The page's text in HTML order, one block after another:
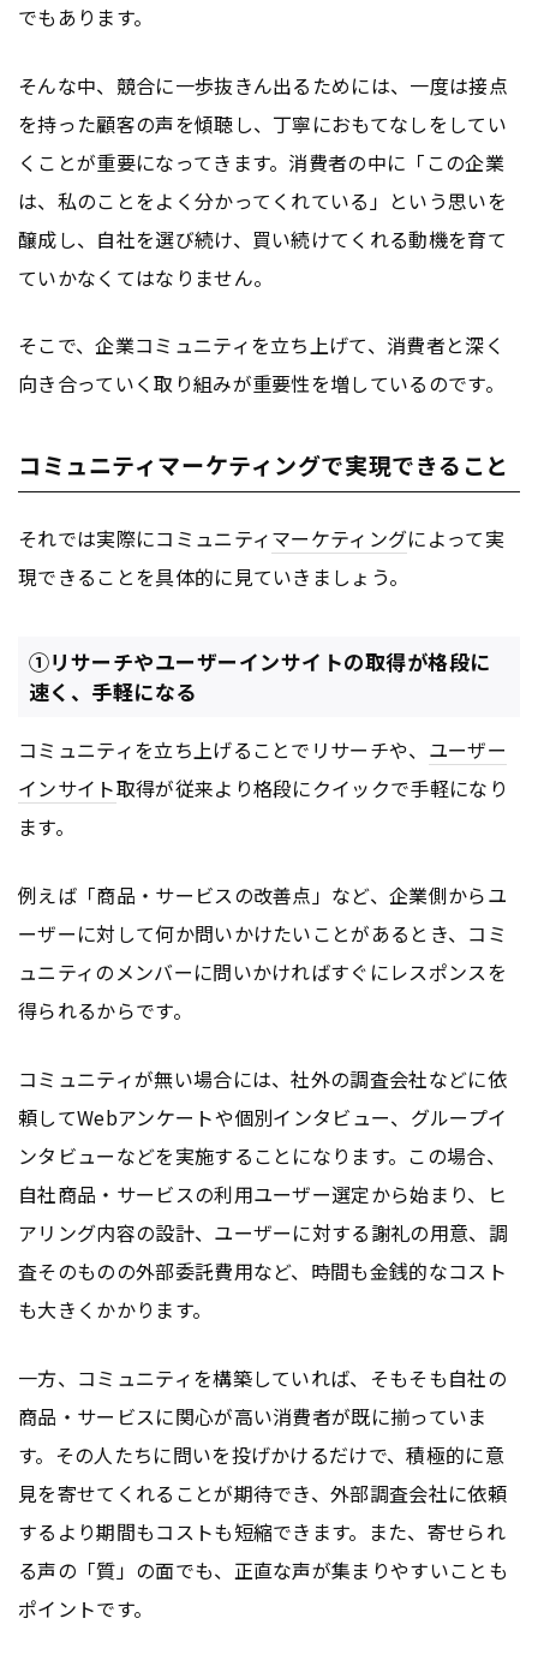
でもあります。
そんな中、競合に一歩抜きん出るためには、一度は接点
を持った顧客の声を傾聴し、丁寧におもてなしをしてい
くことが重要になってきます。消費者の中に「この企業
は、私のことをよく分かってくれている」という思いを
醸成し、自社を選び続け、買い続けてくれる動機を育て
ていかなくてはなりません。
そこで、企業コミュニティを立ち上げて、消費者と深く
向き合っていく取り組みが重要性を増しているのです。
コミュニティマーケティングで実現できること
それでは実際にコミュニティマーケティングによって実
現できることを具体的に見ていきましょう。
①リサーチやユーザーインサイトの取得が格段に
速く、手軽になる
コミュニティを立ち上げることでリサーチや、 ユーザー
インサイト取得が従来より格段にクイックで手軽になり
ます。
例えば「商品・サービスの改善点」など、企業側からユ
ーザーに対して何か問いかけたいことがあるとき、コミ
ュニティのメンバーに問いかければすぐにレスポンスを
得られるからです。
コミュニティが無い場合には、社外の調査会社などに依
頼してWebアンケートや個別インタビュー、グループイ
ンタビューなどを実施することになります。この場合、
自社商品・サービスの利用ユーザー選定から始まり、ヒ
アリング内容の設計、ユーザーに対する謝礼の用意、調
査そのものの外部委託費用など、時間も金銭的なコスト
も大きくかかります。
一方、コミュニティを構築していれば、そもそも自社の
商品・サービスに関心が高い消費者が既に揃っていま
す。その人たちに問いを投げかけるだけで、積極的に意
見を寄せてくれることが期待でき、外部調査会社に依頼
するより期間もコストも短縮できます。また、寄せられ
る声の「質」の面でも、正直な声が集まりやすいことも
ポイントです。